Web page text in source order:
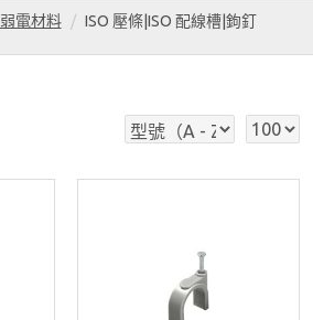
弱電材料 ISO 壓條|ISO 配線槽|鉤釘